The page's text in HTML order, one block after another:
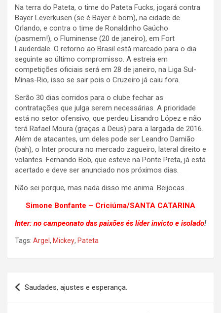
Na terra do Pateta, o time do Pateta Fucks, jogará contra
Bayer Leverkusen (se é Bayer é bom), na cidade de
Orlando, e contra o time de Ronaldinho Gaúcho
(pasmem!), o Fluminense (20 de janeiro), em Fort
Lauderdale. O retorno ao Brasil está marcado para o dia
seguinte ao último compromisso. A estreia em
competições oficiais será em 28 de janeiro, na Liga Sul-
Minas-Rio, isso se sair pois o Cruzeiro já caiu fora.
Serão 30 dias corridos para o clube fechar as
contratações que julga serem necessárias. A prioridade
está no setor ofensivo, que perdeu Lisandro López e não
terá Rafael Moura (graças a Deus) para a largada de 2016.
Além de atacantes, um deles pode ser Leandro Damião
(bah), o Inter procura no mercado zagueiro, lateral direito e
volantes. Fernando Bob, que esteve na Ponte Preta, já está
acertado e deve ser anunciado nos próximos dias.
Não sei porque, mas nada disso me anima. Beijocas…
Simone Bonfante – Criciúma/SANTA CATARINA
Inter: no campeonato das paixões és líder invicto e isolado!
Tags: Argel , Mickey, Pateta
Navegação
de
Saudades, ajustes e esperança.